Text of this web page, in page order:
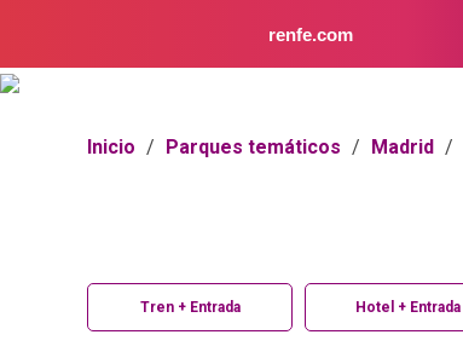
renfe.com
Inicio / Parques temáticos / Madrid /
Tren + Entrada Hotel + Entrada